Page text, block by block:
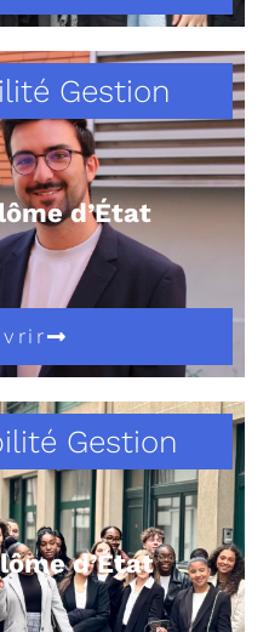
Gestion
d’État
Gestion
d’État